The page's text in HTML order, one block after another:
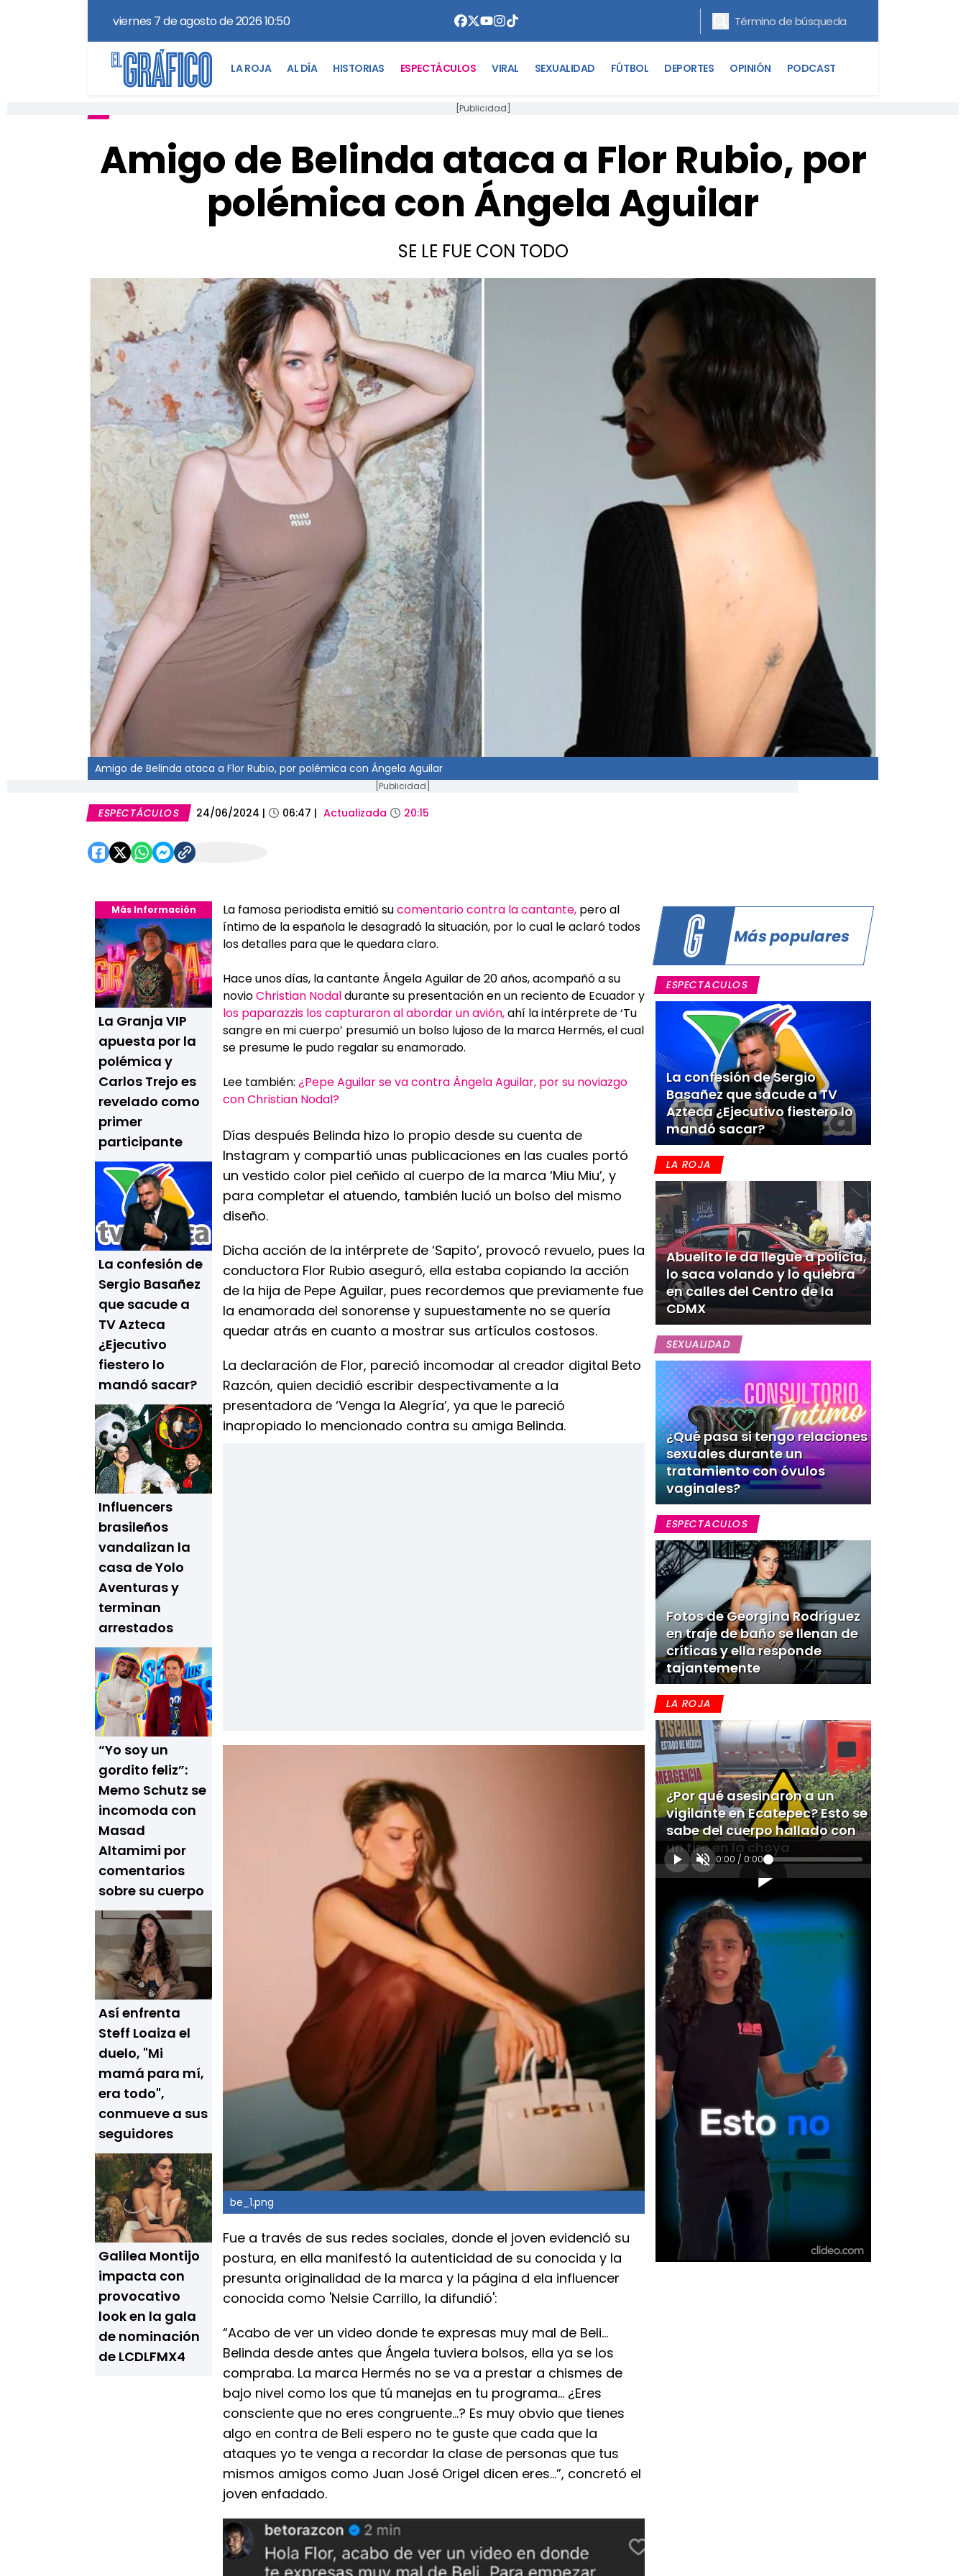
viernes 7 de agosto de 2026 10:50
LA ROJA AL DÍA HISTORIAS ESPECTÁCULOS VIRAL SEXUALIDAD FÚTBOL DEPORTES OPINIÓN PODCAST
[Publicidad]
Amigo de Belinda ataca a Flor Rubio, por
polémica con Ángela Aguilar
SE LE FUE CON TODO
Amigo de Belinda ataca a Flor Rubio, por polémica con Ángela Aguilar
[Publicidad]
ESPECTÁCULOS 24/06/2024 | 06:47 | Actualizada 20:15
Más Información
La Granja VIP
apuesta por la
polémica y
Carlos Trejo es
revelado como
primer
participante
La confesión de
Sergio Basañez
que sacude a
TV Azteca
¿Ejecutivo
fiestero lo
mandó sacar?
Influencers
brasileños
vandalizan la
casa de Yolo
Aventuras y
terminan
arrestados
“Yo soy un
gordito feliz”:
Memo Schutz se
incomoda con
Masad
Altamimi por
comentarios
sobre su cuerpo
Así enfrenta
Steff Loaiza el
duelo, "Mi
mamá para mí,
era todo",
conmueve a sus
seguidores
Galilea Montijo
impacta con
provocativo
look en la gala
de nominación
de LCDLFMX4
La famosa periodista emitió sucomentario contra la cantante, pero al
íntimo de la española le desagradó la situación, por lo cual le aclaró todos
los detalles para que le quedara claro.
Hace unos días, la cantante Ángela Aguilar de 20 años, acompañó a su
novioChristian Nodaldurante su presentación en un reciento de Ecuador y
los paparazzis los capturaron al abordar un avión,ahí la intérprete de ‘Tu
sangre en mi cuerpo’ presumió un bolso lujoso de la marca Hermés, el cual
se presume le pudo regalar su enamorado.
Lee también: ¿Pepe Aguilar se va contra Ángela Aguilar, por su noviazgo
con Christian Nodal?
Días después Belinda hizo lo propio desde su cuenta de
Instagram y compartió unas publicaciones en las cuales portó
un vestido color piel ceñido al cuerpo de la marca ‘Miu Miu’, y
para completar el atuendo, también lució un bolso del mismo
diseño.
Dicha acción de la intérprete de ‘Sapito’, provocó revuelo, pues la
conductora Flor Rubio aseguró, ella estaba copiando la acción
de la hija de Pepe Aguilar, pues recordemos que previamente fue
la enamorada del sonorense y supuestamente no se quería
quedar atrás en cuanto a mostrar sus artículos costosos.
La declaración de Flor, pareció incomodar al creador digital Beto
Razcón, quien decidió escribir despectivamente a la
presentadora de ‘Venga la Alegría’, ya que le pareció
inapropiado lo mencionado contra su amiga Belinda.
be_1.png
Fue a través de sus redes sociales, donde el joven evidenció su
postura, en ella manifestó la autenticidad de su conocida y la
presunta originalidad de la marca y la página d ela influencer
conocida como 'Nelsie Carrillo, la difundió':
“Acabo de ver un video donde te expresas muy mal de Beli…
Belinda desde antes que Ángela tuviera bolsos, ella ya se los
compraba. La marca Hermés no se va a prestar a chismes de
bajo nivel como los que tú manejas en tu programa… ¿Eres
consciente que no eres congruente…? Es muy obvio que tienes
algo en contra de Beli espero no te guste que cada que la
ataques yo te venga a recordar la clase de personas que tus
mismos amigos como Juan José Origel dicen eres…”, concretó el
joven enfadado.
Más populares
ESPECTACULOS
La confesión de Sergio
Basañez que sacude a TV
Azteca ¿Ejecutivo fiestero lo
mandó sacar?
LA ROJA
Abuelito le da llegue a policía,
lo saca volando y lo quiebra
en calles del Centro de la
CDMX
SEXUALIDAD
¿Qué pasa si tengo relaciones
sexuales durante un
tratamiento con óvulos
vaginales?
ESPECTACULOS
Fotos de Georgina Rodríguez
en traje de baño se llenan de
críticas y ella responde
tajantemente
LA ROJA
¿Por qué asesinaron a un
vigilante en Ecatepec? Esto se
sabe del cuerpo hallado con
un tiro en la choya
0:00 / 0:00
[Publicidad]